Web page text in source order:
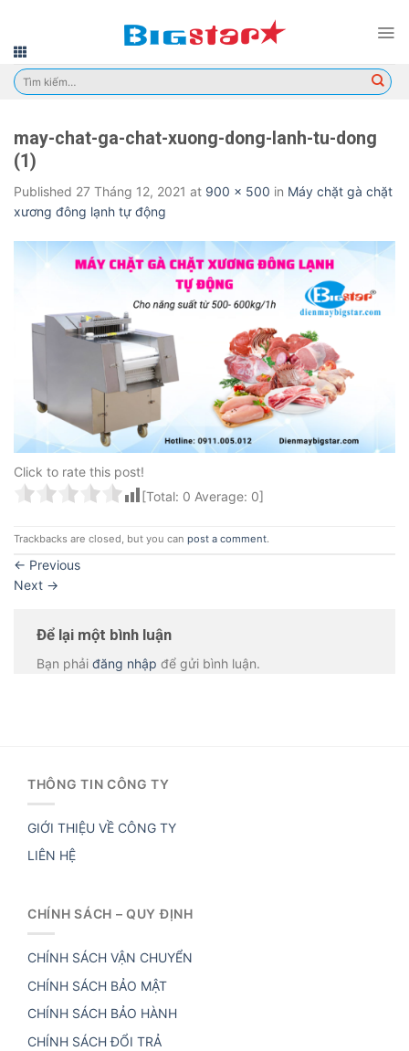
content
Tìm
kiếm:
may-chat-ga-chat-xuong-dong-lanh-tu-dong
(1)
Published 27 Tháng 12, 2021 at 900 × 500 in Máy chặt gà chặt
xương đông lạnh tự động
Click to rate this post!
[Total: 0 Average: 0]
Trackbacks are closed, but you can post a comment.
← Previous
Next →
Để lại một bình luận
Bạn phải đăng nhập để gửi bình luận.
THÔNG TIN CÔNG TY
GIỚI THIỆU VỀ CÔNG TY
LIÊN HỆ
CHÍNH SÁCH – QUY ĐỊNH
CHÍNH SÁCH VẬN CHUYỂN
CHÍNH SÁCH BẢO MẬT
CHÍNH SÁCH BẢO HÀNH
CHÍNH SÁCH ĐỔI TRẢ